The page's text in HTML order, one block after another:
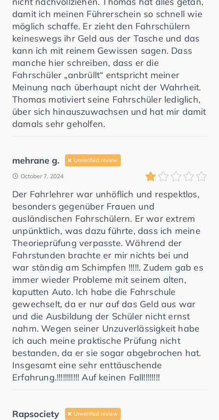
damit ich meinen Führerschein so schnell wie
möglich schaffe. Er zieht den Fahrschülern
keineswegs ihr Geld aus der Tasche und das
kann ich mit reinem Gewissen sagen. Dass
manche hier schreiben, dass er die
Fahrschüler „anbrüllt“ entspricht meiner
Meinung nach überhaupt nicht der Wahrheit.
Thomas motiviert seine Fahrschüler lediglich,
über sich hinauszuwachsen und hat mir damit
damals sehr geholfen.
mehrane g. Unverified review
October 7, 2024
Der Fahrlehrer war unhöflich und respektlos,
besonders gegenüber Frauen und
ausländischen Fahrschülern. Er war extrem
unpünktlich, was dazu führte, dass ich meine
Theorieprüfung verpasste. Während der
Fahrstunden brachte er mir nichts bei und
war ständig am Schimpfen !!!!!. Zudem gab es
immer wieder Probleme mit seinem alten,
kaputten Auto. Ich habe die Fahrschule
gewechselt, da er nur auf das Geld aus war
und die Ausbildung der Schüler nicht ernst
nahm. Wegen seiner Unzuverlässigkeit habe
ich auch meine praktische Prüfung nicht
bestanden, da er sie sogar abgebrochen hat.
Insgesamt eine sehr enttäuschende
Erfahrung.!!!!!!!!!!! Auf keinen Fall!!!!!!!!
Rapsociety Unverified review